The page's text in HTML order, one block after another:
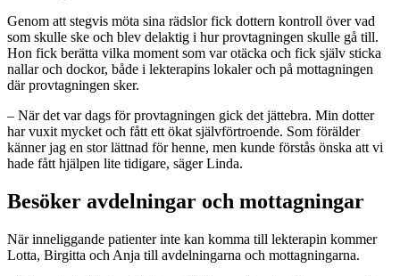
Genom att stegvis möta sina rädslor fick dottern kontroll över vad
som skulle ske och blev delaktig i hur provtagningen skulle gå till.
Hon fick berätta vilka moment som var otäcka och fick själv sticka
nallar och dockor, både i lekterapins lokaler och på mottagningen
där provtagningen sker.
– När det var dags för provtagningen gick det jättebra. Min dotter
har vuxit mycket och fått ett ökat självförtroende. Som förälder
känner jag en stor lättnad för henne, men kunde förstås önska att vi
hade fått hjälpen lite tidigare, säger Linda.
Besöker avdelningar och mottagningar
När inneliggande patienter inte kan komma till lekterapin kommer
Lotta, Birgitta och Anja till avdelningarna och mottagningarna.